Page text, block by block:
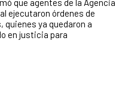
que agentes de la Agencia
ejecutaron órdenes de
quienes ya quedaron a
en justicia para